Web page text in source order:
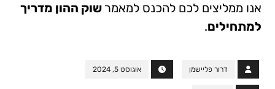
אנו ממליצים לכם להכנס למאמר שוק ההון מדריך
למתחילים.
דרור פליישמן אוגוסט 5, 2024